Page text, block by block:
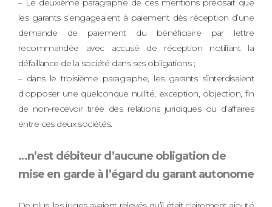
– Le deuxième paragraphe de ces mentions précisait que
les garants s’engageaient à paiement dès réception d’une
demande de paiement du bénéficiaire par lettre
recommandée avec accusé de réception notifiant la
défaillance de la société dans ses obligations ;
– dans le troisième paragraphe, les garants s’interdisaient
d’opposer une quelconque nullité, exception, objection, fin
de non-recevoir tirée des relations juridiques ou d’affaires
entre ces deux sociétés.
…n’est débiteur d’aucune obligation de
mise en garde à l’égard du garant autonome